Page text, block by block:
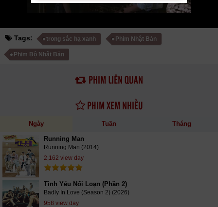
Tags: trong sắc hạ xanh Phim Nhật Bản
Phim Bộ Nhật Bản
PHIM LIÊN QUAN
PHIM XEM NHIỀU
Ngày Tuần Tháng
Running Man
Running Man (2014)
2,162 view day
Tình Yêu Nổi Loạn (Phần 2)
Badly In Love (Season 2) (2026)
958 view day